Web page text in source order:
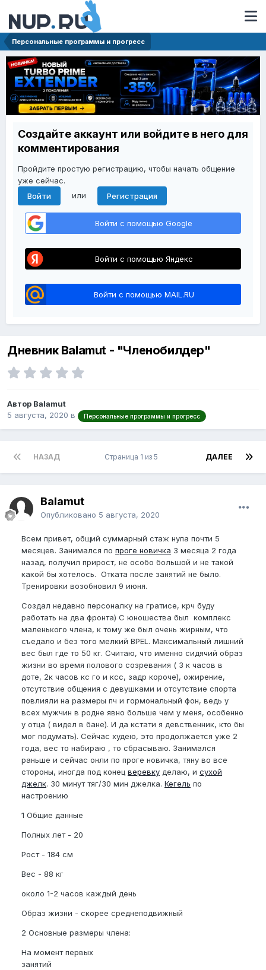
Персональные программы и прогресс
Создайте аккаунт или войдите в него для
комментирования
Пройдите простую регистрацию, чтобы начать общение
уже сейчас.
Войти
или Регистрация
Войти с помощью Google
Войти с помощью Яндекс
Войти с помощью MAIL.RU
Дневник Balamut - "Членобилдер"
Автор Balamut
5 августа, 2020 в Персональные программы и прогресс
НАЗАД ДАЛЕЕ
Страница 1 из 5
Balamut
Опубликовано 5 августа, 2020
Всем привет, общий суммарный стаж нупа почти 5
месяцев. Занимался по проге новичка 3 месяца 2 года
назад, получил прирост, не особо большой и не такой
какой бы хотелось. Отката после занятий не было.
Тренировки возобновил 9 июня.
Создал недавно персоналку на гратисе, крч буду
работать на два фронта) С юношества был комплекс
маленького члена, к тому же был очень жирным, что
съедало и без того мелкий BPEL. Максимальный лишний
вес был где то 50 кг. Считаю, что именно сидячий образ
жизни во время полового созревания ( 3 к часов в
доте, 2к часов кс го и ксс, задр короче), ожирение,
отсутствие общения с девушками и отсутствие спорта
повлияли на размеры пч и гормональный фон, ведь у
всех мужчин в родне явно больше чем у меня, особенно
у отца ( видел в бане). И да кстати я девственник, кто бы
мог подумать). Сейчас худею, это продолжается уже 2
года, вес то набираю , то сбрасываю. Занимался
раньше и сейчас онли по проге новичка, тяну во все
стороны, иногда под конец веревку делаю, и сухой
джелк. 30 минут тяг/30 мин джелка. Кегель по
настроению
1 Общие данные
Полных лет - 20
Рост - 184 см
Вес - 88 кг
около 1-2 часов каждый день
Образ жизни - скорее среднеподвижный
2 Основные размеры члена:
На момент первых
занятий